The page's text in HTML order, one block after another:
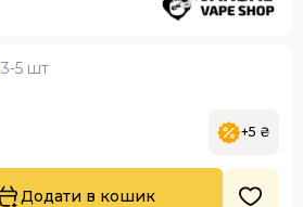
3-5 шт
+5 ₴
Додати в кошик